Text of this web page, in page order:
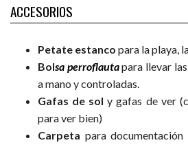
ACCESORIOS
Petate estanco para la playa,
Bolsa perroflautapara llevar
a mano y controladas.
Gafas de sol y gafas de ver
para ver bien)
Carpeta para